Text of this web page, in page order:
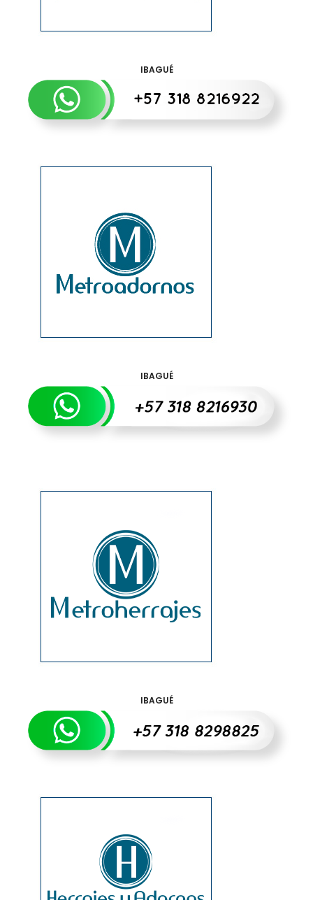
IBAGUÉ
IBAGUÉ
IBAGUÉ